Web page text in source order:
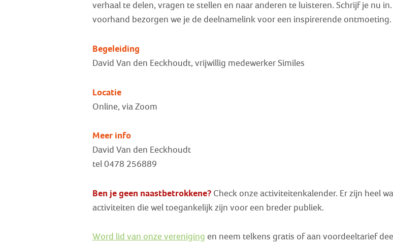
verhaal te delen, vragen te stellen en naar anderen te luisteren. Schrijf je nu
voorhand bezorgen we je de deelnamelink voor een inspirerende ontmoeting.
Begeleiding
David Van den Eeckhoudt, vrijwillig medewerker Similes
Locatie
Online, via Zoom
Meer info
David Van den Eeckhoudt
tel 0478 256889
Ben je geen naastbetrokkene?Check onze activiteitenkalender. Er zijn heel
activiteiten die wel toegankelijk zijn voor een breder publiek.
Word lid van onze vereniging en neem telkens gratis of aan voordeeltarief